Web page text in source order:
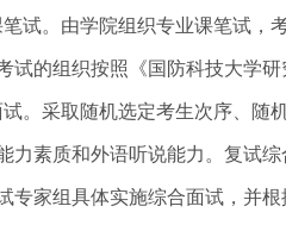
试。 由学院组织专业课笔试，
试的组织按照《国防科技大学研
。 采取随机选定考生次序、随
力素质和外语听说能力。复试
专家组具体实施综合面试，并